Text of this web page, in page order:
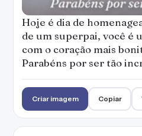
Hoje é dia de
de um superpai, você é
com o coração mais
Parabéns por ser tão
Criar imagem Copiar